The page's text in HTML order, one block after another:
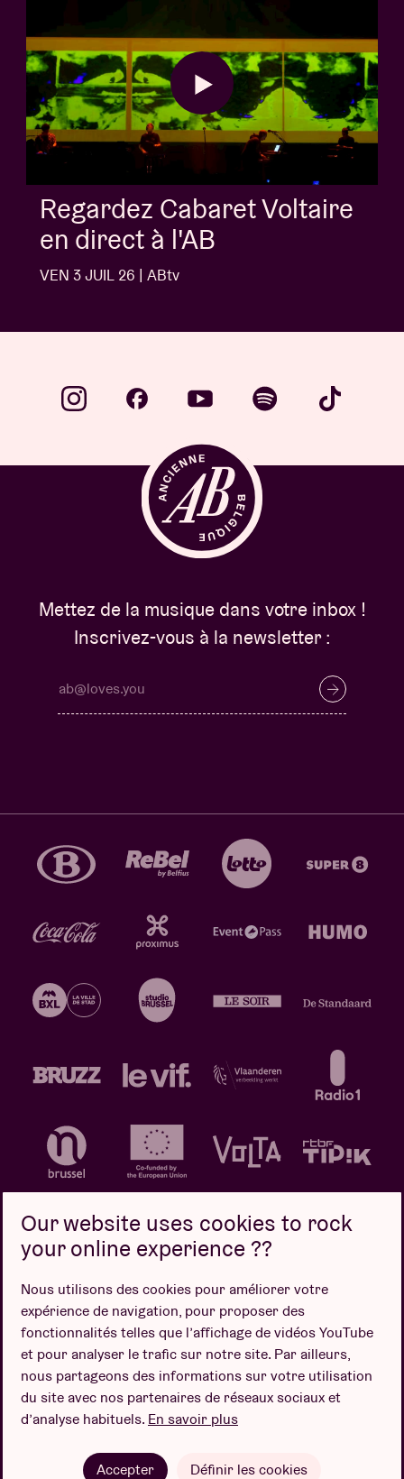
AB Session avec Kids With
Buns
VEN 3 JUIL 26 | ABtv
Mettez de la musique dans votre inbox !
Inscrivez-vous à la newsletter :
Politique de confidentialité
Politique de cookies
Conditions de vente
Design par
Our website uses cookies to rock
your online experience ??
Nous utilisons des cookies pour améliorer votre
expérience de navigation, pour proposer des
fonctionnalités telles que l’affichage de vidéos YouTube
et pour analyser le trafic sur notre site. Par ailleurs,
nous partageons des informations sur votre utilisation
du site avec nos partenaires de réseaux sociaux et
d’analyse habituels. En savoir plus
Accepter Définir les cookies